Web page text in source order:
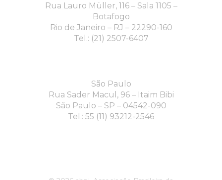
Rua Lauro Müller, 116 – Sala 1105 –
Botafogo
Rio de Janeiro – RJ – 22290-160
Tel.: (21) 2507-6407
São Paulo
Rua Sader Macul, 96 – Itaim Bibi
São Paulo – SP – 04542-090
Tel.: 55 (11) 93212-2546